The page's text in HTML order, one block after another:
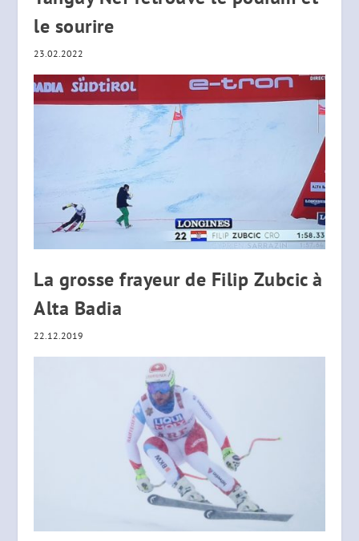
le sourire
23.02.2022
La grosse frayeur de Filip Zubcic à
Alta Badia
22.12.2019